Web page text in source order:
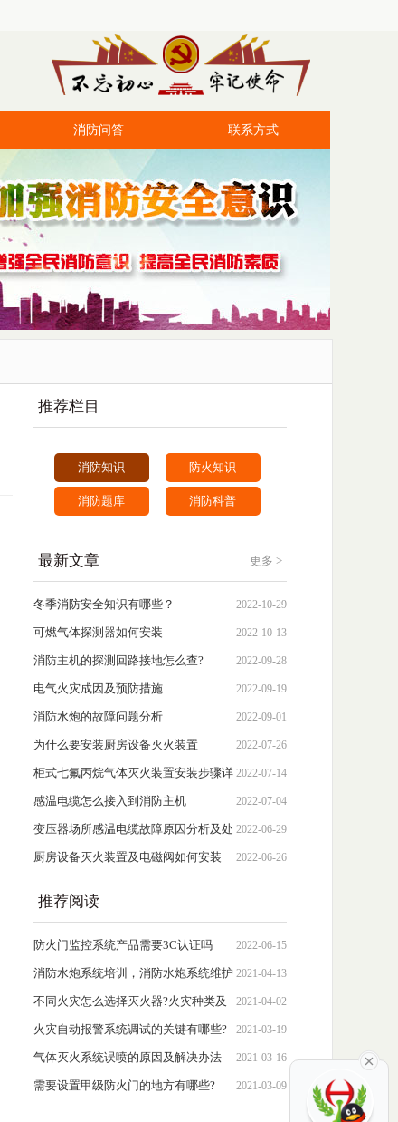
消防问答 联系方式
推荐栏目
消防知识 防火知识
消防题库 消防科普
最新文章 更多 >
2022-10-29
冬季消防安全知识有哪些？
2022-10-13
可燃气体探测器如何安装
2022-09-28
消防主机的探测回路接地怎么查?
2022-09-19
电气火灾成因及预防措施
2022-09-01
消防水炮的故障问题分析
2022-07-26
为什么要安装厨房设备灭火装置
2022-07-14
柜式七氟丙烷气体灭火装置安装步骤详
解
2022-07-04
感温电缆怎么接入到消防主机
2022-06-29
变压器场所感温电缆故障原因分析及处
理措施
2022-06-26
厨房设备灭火装置及电磁阀如何安装
推荐阅读
2022-06-15
防火门监控系统产品需要3C认证吗
2021-04-13
消防水炮系统培训，消防水炮系统维护
与保养
2021-04-02
不同火灾怎么选择灭火器?火灾种类及
灭火器选择
2021-03-19
火灾自动报警系统调试的关键有哪些?
2021-03-16
气体灭火系统误喷的原因及解决办法
2021-03-09
需要设置甲级防火门的地方有哪些?